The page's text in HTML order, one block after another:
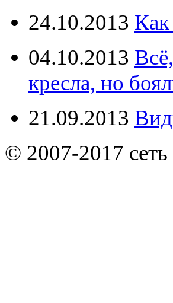
24.10.2013 Как
04.10.2013
кресла, но
21.09.2013
© 2007-2017